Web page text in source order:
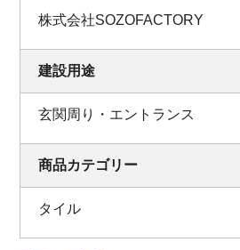
株式会社SOZOFACTORY
建設用途
玄関周り・エントランス
商品カテゴリー
タイル